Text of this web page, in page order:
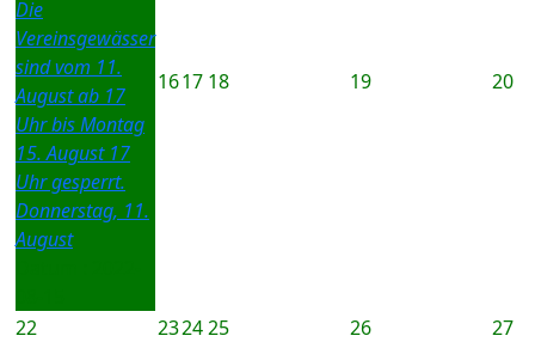
Die
Vereinsgewässer
sind vom 11.
August ab 17
Uhr bis Montag
15. August 17
Uhr gesperrt.
Donnerstag, 11.
August
1617 18 19 20
22 232425 26
27